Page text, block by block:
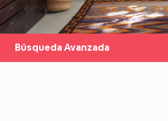
Búsqueda Avanzada